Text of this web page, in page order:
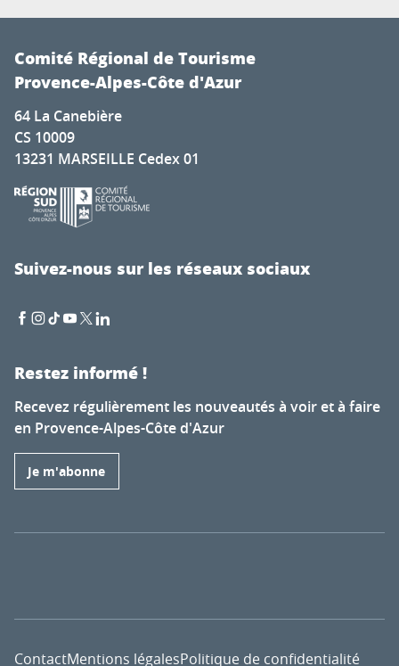
Comité Régional de Tourisme
Provence-Alpes-Côte d'Azur
64 La Canebière
CS 10009
13231 MARSEILLE Cedex 01
Suivez-nous sur les réseaux sociaux
Restez informé !
Recevez régulièrement les nouveautés à voir et à faire
en Provence-Alpes-Côte d'Azur
Je m'abonne
ContactMentions légalesPolitique de confidentialité